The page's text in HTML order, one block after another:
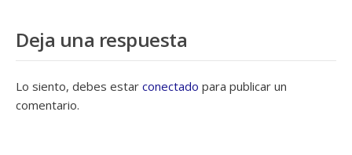
Deja una respuesta
Lo siento, debes estar conectado para publicar un
comentario.